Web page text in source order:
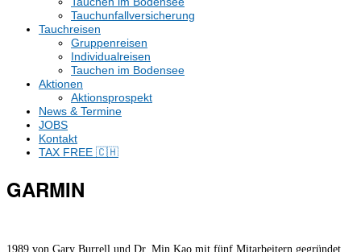
Tauchunfallversicherung
Tauchreisen
Gruppenreisen
Individualreisen
Tauchen im Bodensee
Aktionen
Aktionsprospekt
News & Termine
JOBS
Kontakt
TAX FREE 🇨🇭
GARMIN
1989 von Gary Burrell und Dr. Min Kao mit fünf Mitarbeitern gegründet,